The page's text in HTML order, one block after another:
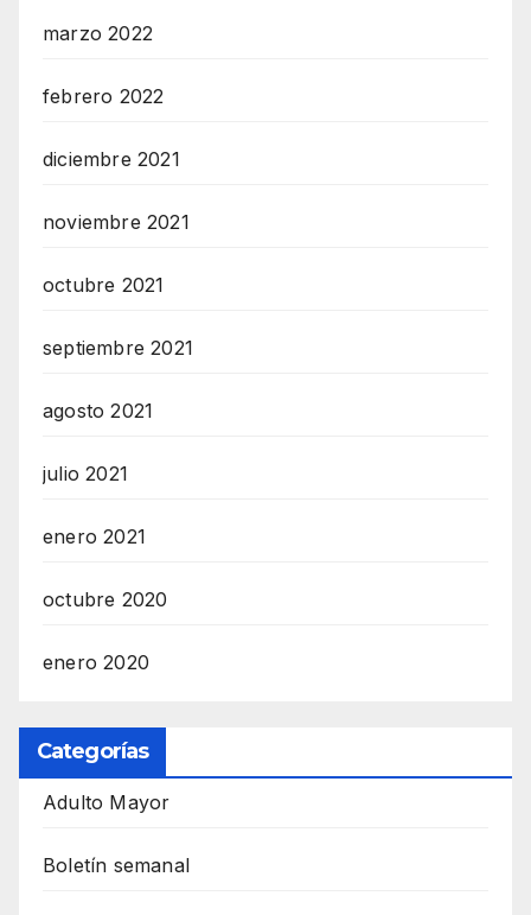
marzo 2022
febrero 2022
diciembre 2021
noviembre 2021
octubre 2021
septiembre 2021
agosto 2021
julio 2021
enero 2021
octubre 2020
enero 2020
Categorías
Adulto Mayor
Boletín semanal